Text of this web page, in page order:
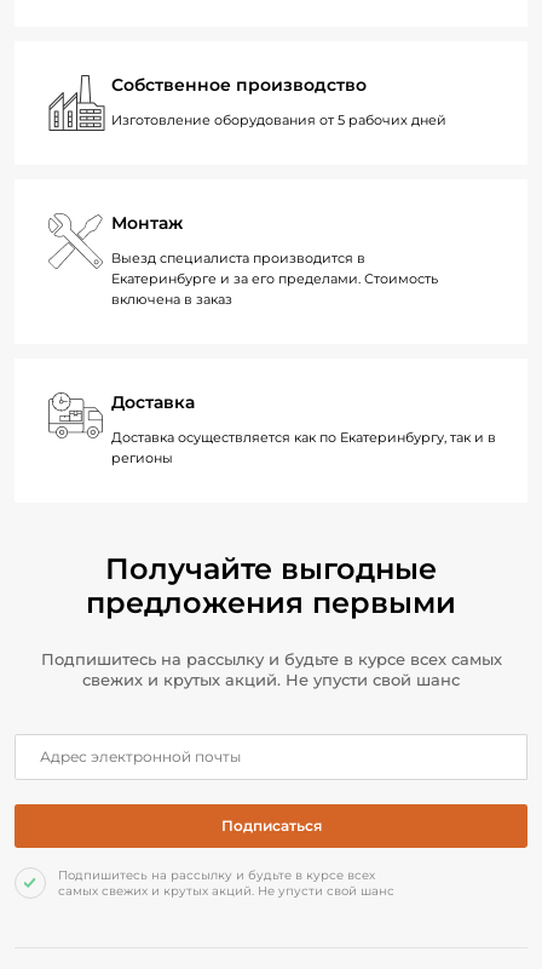
Собственное производство
Изготовление оборудования от 5 рабочих дней
Монтаж
Выезд специалиста производится в
Екатеринбурге и за его пределами. Стоимость
включена в заказ
Доставка
Доставка осуществляется как по Екатеринбургу, так и в
регионы
Получайте выгодные
предложения первыми
Подпишитесь на рассылку и будьте в курсе всех самых
свежих и крутых акций. Не упусти свой шанс
Подпишитесь на рассылку и будьте в курсе всех
самых свежих и крутых акций. Не упусти свой шанс